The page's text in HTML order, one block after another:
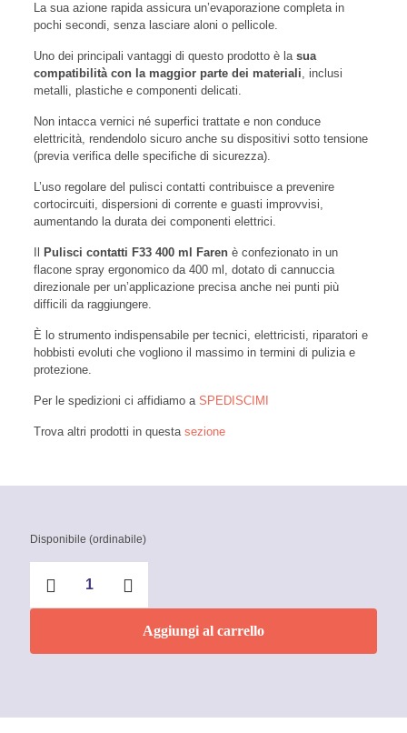
La sua azione rapida assicura un’evaporazione completa in
pochi secondi, senza lasciare aloni o pellicole.
Uno dei principali vantaggi di questo prodotto è la sua
compatibilità con la maggior parte dei materiali, inclusi
metalli, plastiche e componenti delicati.
Non intacca vernici né superfici trattate e non conduce
elettricità, rendendolo sicuro anche su dispositivi sotto tensione
(previa verifica delle specifiche di sicurezza).
L’uso regolare del pulisci contatti contribuisce a prevenire
cortocircuiti, dispersioni di corrente e guasti improvvisi,
aumentando la durata dei componenti elettrici.
Pulisci contatti F33 400 ml Farenè confezionato in un
flacone spray ergonomico da 400 ml, dotato di cannuccia
direzionale per un’applicazione precisa anche nei punti più
difficili da raggiungere.
È lo strumento indispensabile per tecnici, elettricisti, riparatori e
hobbisti evoluti che vogliono il massimo in termini di pulizia e
protezione.
Per le spedizioni ci affidiamo a SPEDISCIMI
Trova altri prodotti in questa sezione
Disponibile (ordinabile)
F33
Faren
Aggiungi al carrello